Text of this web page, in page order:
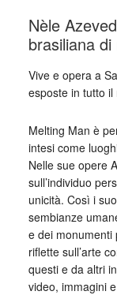
Nèle
brasiliana
Vive e opera a
esposte in tutto il
Melting Man è
intesi come
Nelle sue opere
sull’individuo
unicità. Così i
sembianze
e dei monumenti
riflette sull’arte
questi e da altri
video, immagini